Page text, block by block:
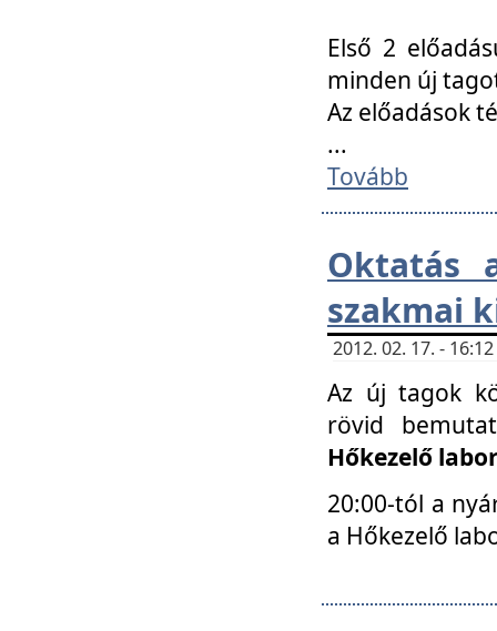
Első 2
minden új
Az előadások
...
Tovább
Oktatás
szakmai
2012. 02. 17. -
Az új tagok
rövid
Hőkezelő
20:00-tól a
a Hőkezelő